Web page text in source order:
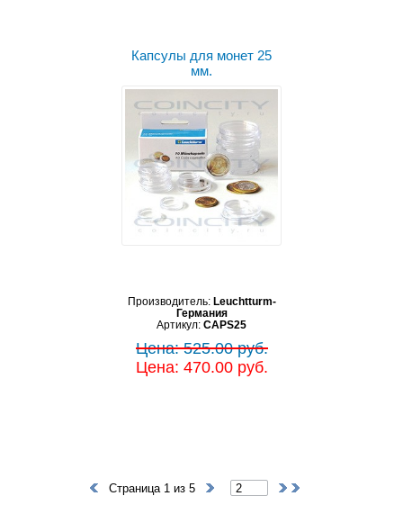
Капсулы для монет 25
мм.
Производитель: Leuchtturm-
Германия
Артикул: CAPS25
Цена: 525.00 руб.
Цена: 470.00 руб.
Страница 1 из 5